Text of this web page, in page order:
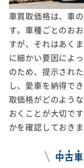
車買取価格は、車
す。車種ごとのお
すが、それはあく
に細かい要因によ
のため、提示され
し、愛車を納得で
取価格がどのよう
おくことが大切で
かを確認しておきま
中古車